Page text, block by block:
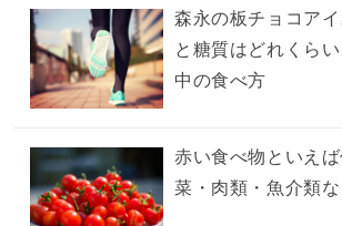
森永の板チョコア
と糖質はどれくら
中の食べ方
赤い食べ物といえ
菜・肉類・魚介類